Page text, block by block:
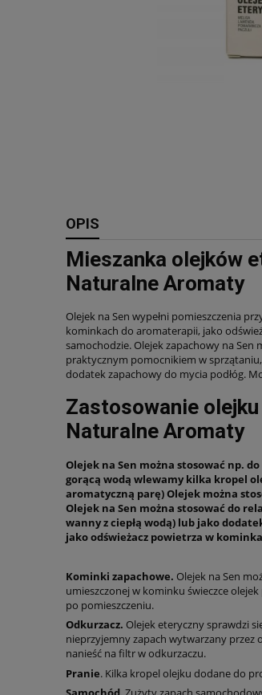
OPIS
Mieszanka olejków
Naturalne Aromaty
Olejek na Sen wypełni pomieszczenia
kominkach do aromaterapii, jako
samochodzie. Olejek zapachowy na Sen
praktycznym pomocnikiem w
dodatek zapachowy do mycia podłóg.
Zastosowanie
Naturalne Aromaty
Olejek na Sen można stosować np.
gorącą wodą wlewamy kilka kropel
aromatyczną parę) Olejek można
Olejek na Sen można stosować do
wanny z ciepłą wodą) lub jako
jako odświeżacz powietrza w
Kominki zapachowe. Olejek na Sen
umieszczonej w kominku świeczce
po pomieszczeniu.
Odkurzacz. Olejek eteryczny sprawdzi
nieprzyjemny zapach wytwarzany przez
nanieść na filtr w odkurzaczu.
Pranie. Kilka kropel olejku dodane do